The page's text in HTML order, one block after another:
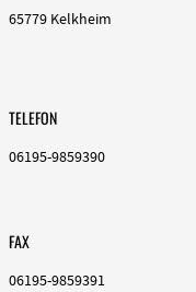
65779 Kelkheim
TELEFON
06195-9859390
FAX
06195-9859391